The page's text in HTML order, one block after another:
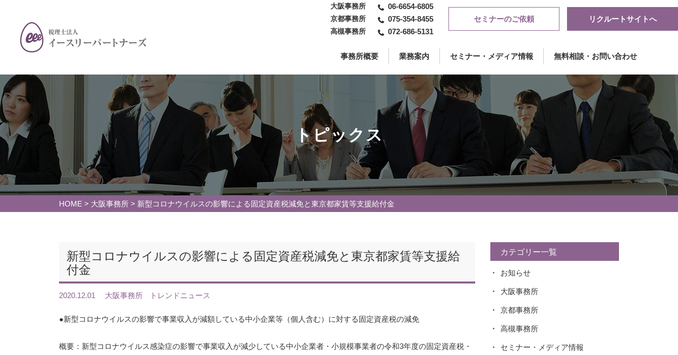
大阪事務所 06-6654-6805
京都事務所 075-354-8455
高槻事務所 072-686-5131
セミナーのご依頼 リクルートサイトへ
事務所概要 業務案内 セミナー・メディア情報 無料相談・お問い合わせ
トピックス
HOME > 大阪事務所 > 新型コロナウイルスの影響による固定資産税減免と東京都家賃等支援給付金
新型コロナウイルスの影響による固定資産税減免と東京都家賃等支援給
付金
2020.12.01 大阪事務所 トレンドニュース
●新型コロナウイルスの影響で事業収入が減額している中小企業等（個人含む）に対する固定資産税の減免
概要：新型コロナウイルス感染症の影響で事業収入が減少している中小企業者・小規模事業者の令和3年度の固定資産税・
カテゴリー一覧
お知らせ
大阪事務所
京都事務所
高槻事務所
セミナー・メディア情報